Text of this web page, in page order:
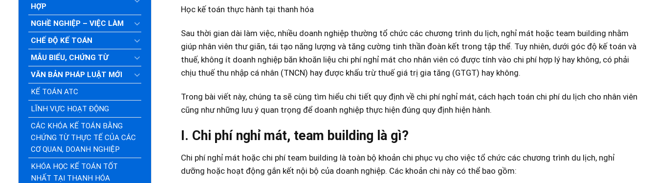
HỢP
NGHỀ NGHIỆP – VIỆC LÀM
CHẾ ĐỘ KẾ TOÁN
MẪU BIỂU, CHỨNG TỪ
VĂN BẢN PHÁP LUẬT MỚI
KẾ TOÁN ATC
LĨNH VỰC HOẠT ĐỘNG
CÁC KHÓA KẾ TOÁN BẰNG
CHỨNG TỪ THỰC TẾ CỦA CÁC
CƠ QUAN, DOANH NGHIỆP
KHÓA HỌC KẾ TOÁN TỐT
NHẤT TẠI THANH HÓA
Học kế toán thực hành tại thanh hóa
Sau thời gian dài làm việc, nhiều doanh nghiệp thường tổ chức các chương trình du lịch, nghỉ mát hoặc team building nhằm
giúp nhân viên thư giãn, tái tạo năng lượng và tăng cường tinh thần đoàn kết trong tập thể. Tuy nhiên, dưới góc độ kế toán và
thuế, không ít doanh nghiệp băn khoăn liệu chi phí nghỉ mát cho nhân viên có được tính vào chi phí hợp lý hay không, có phải
chịu thuế thu nhập cá nhân (TNCN) hay được khấu trừ thuế giá trị gia tăng (GTGT) hay không.
Trong bài viết này, chúng ta sẽ cùng tìm hiểu chi tiết quy định về chi phí nghỉ mát, cách hạch toán chi phí du lịch cho nhân viên
cũng như những lưu ý quan trọng để doanh nghiệp thực hiện đúng quy định hiện hành.
I. Chi phí nghỉ mát, team building là gì?
Chi phí nghỉ mát hoặc chi phí team building là toàn bộ khoản chi phục vụ cho việc tổ chức các chương trình du lịch, nghỉ
dưỡng hoặc hoạt động gắn kết nội bộ của doanh nghiệp. Các khoản chi này có thể bao gồm: